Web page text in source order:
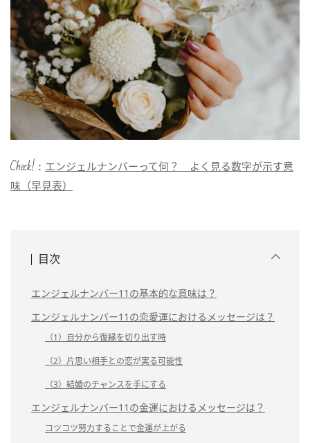
Check!： エンジェルナンバーって何？ よく見る数字が示す意
味（早見表）
目次
エンジェルナンバー11の基本的な意味は？
エンジェルナンバー11の恋愛運におけるメッセージは？
（1）自分から復縁を切り出す時
（2）片思い相手との恋が実る可能性
（3）結婚のチャンスを手にする
エンジェルナンバー11の金運におけるメッセージは？
コツコツ努力することで金運が上がる